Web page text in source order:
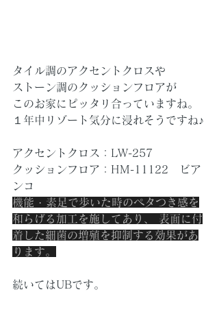
タイル調のアクセントクロスや
ストーン調のクッションフロアが
このお家にピッタリ合っていますね。
１年中リゾート気分に浸れそうですね♪
アクセントクロス：LW-257
クッションフロア：HM-11122　ビア
ンコ
機能 · 素足で歩いた時のペタつき感を
和らげる加工を施してあり、 表面に付
着した細菌の増殖を抑制する効果があ
ります。
続いてはUBです。